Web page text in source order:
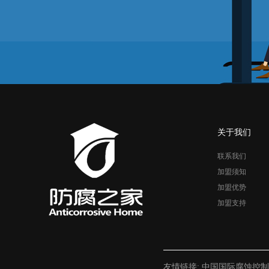
关于我们
联系我们
加盟须知
加盟优势
加盟支持
友情链接: 中国国际腐蚀控